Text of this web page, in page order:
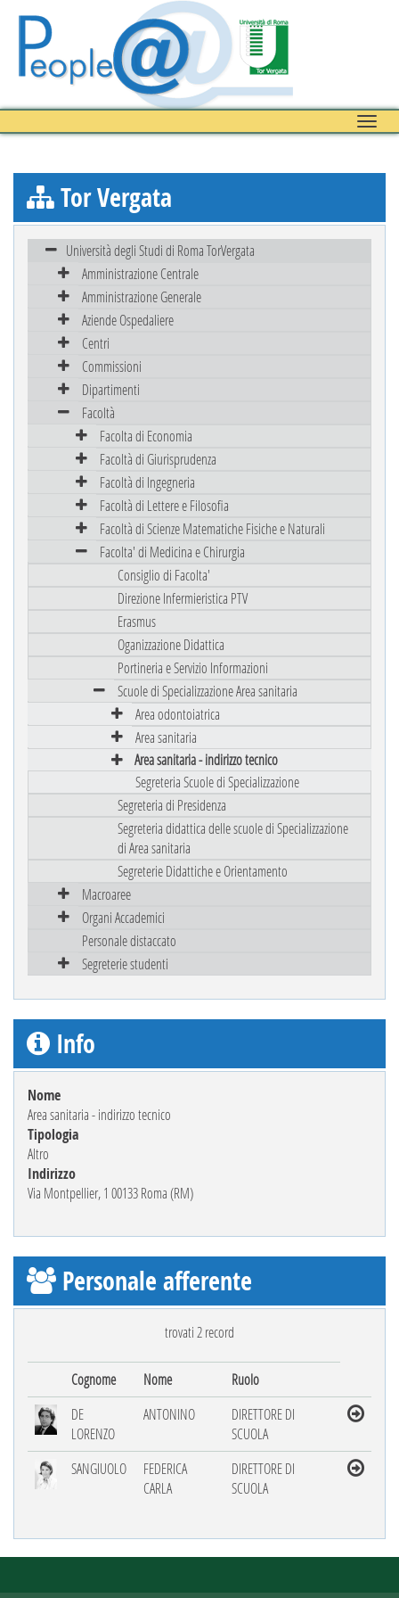
Toggle
Tor Vergata
Università degli Studi di Roma TorVergata
Amministrazione Centrale
Amministrazione Generale
Aziende Ospedaliere
Centri
Commissioni
Dipartimenti
Facoltà
Facolta di Economia
Facoltà di Giurisprudenza
Facoltà di Ingegneria
Facoltà di Lettere e Filosofia
Facoltà di Scienze Matematiche Fisiche e Naturali
Facolta' di Medicina e Chirurgia
Consiglio di Facolta'
Direzione Infermieristica PTV
Erasmus
Oganizzazione Didattica
Portineria e Servizio Informazioni
Scuole di Specializzazione Area sanitaria
Area odontoiatrica
Area sanitaria
Area sanitaria - indirizzo tecnico
Segreteria Scuole di Specializzazione
Segreteria di Presidenza
Segreteria didattica delle scuole di Specializzazione
di Area sanitaria
Segreterie Didattiche e Orientamento
Macroaree
Organi Accademici
Personale distaccato
Segreterie studenti
Info
Nome
Area sanitaria - indirizzo tecnico
Tipologia
Altro
Indirizzo
Via Montpellier, 1 00133 Roma (RM)
Personale afferente
trovati 2 record
Cognome Nome
Ruolo
DE
LORENZO
ANTONINO
DIRETTORE DI
SCUOLA
SANGIUOLO
FEDERICA
CARLA
DIRETTORE DI
SCUOLA